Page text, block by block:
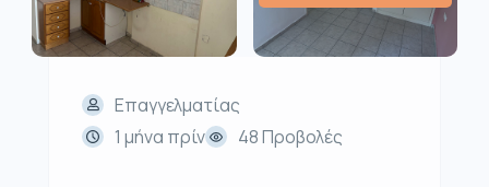
Επαγγελματίας
1 μήνα πρίν
48 Προβολές